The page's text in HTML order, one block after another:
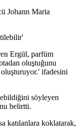
Johann Maria
Ergül, parfüm
oluştuğunu
ifadesini
söyleyen
belirtti.
katılanlara koklatarak,